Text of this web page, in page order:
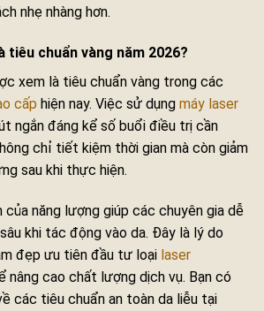
nhẹ nhàng hơn.
tiêu chuẩn vàng năm 2026?
xem là tiêu chuẩn vàng trong các
cấp hiện nay. Việc sử dụng máy laser
ngắn đáng kể số buổi điều trị cần
chỉ tiết kiệm thời gian mà còn giảm
sau khi thực hiện.
của năng lượng giúp các chuyên gia dễ
khi tác động vào da. Đây là lý do
đẹp ưu tiên đầu tư loại laser
nâng cao chất lượng dịch vụ. Bạn có
các tiêu chuẩn an toàn da liễu tại